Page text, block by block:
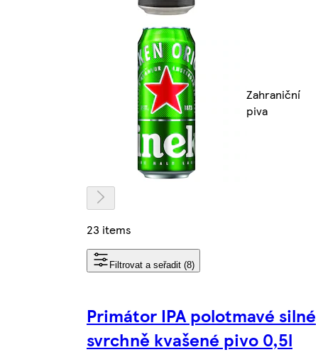
Zahraniční
piva
23 items
Filtrovat a seřadit (8)
Primátor IPA polotmavé silné
svrchně kvašené pivo 0,5l